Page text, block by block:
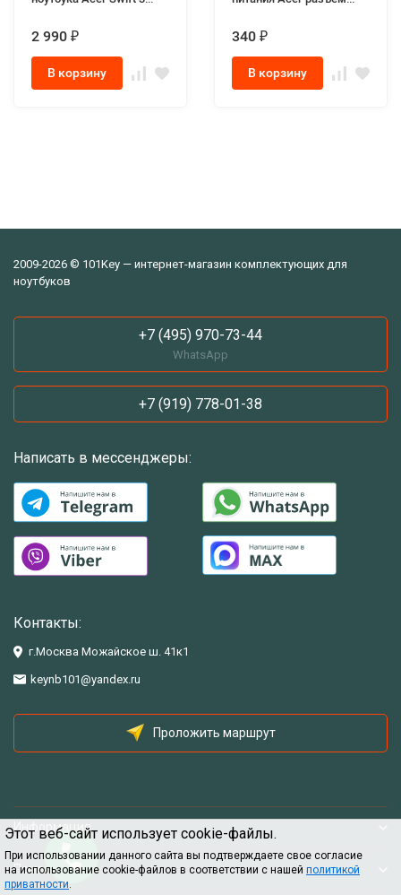
Этот веб-сайт использует cookie-файлы.
При использовании данного сайта вы подтверждаете свое согласие
на использование cookie-файлов в соответствии с нашей политикой
приватности.
2 990 ₽
В корзину
340 ₽
В корзину
2009-2026 © 101Key — интернет-магазин комплектующих для
ноутбуков
+7 (495) 970-73-44
WhatsApp
+7 (919) 778-01-38
Написать в мессенджеры:
Контакты:
г.Москва Можайское ш. 41к1
keynb101@yandex.ru
Проложить маршрут
Информация
Помощь